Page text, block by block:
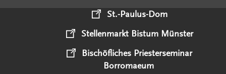
St.-Paulus-Dom
Stellenmarkt Bistum Münster
Bischöfliches Priesterseminar
Borromaeum